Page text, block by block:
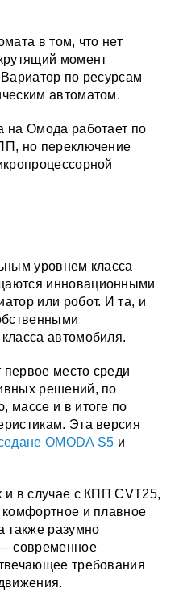
в том, что нет
момент
по ресурсам
автоматом.
на Омода работает по
но переключение
уровнем класса
инновационными
или робот. И та, и
автомобиля.
место среди
решений, по
массе и в итоге по
Эта версия
OMODA S5 и
и в случае с КПП CVT25,
комфортное и плавное
также разумно
современное
требования